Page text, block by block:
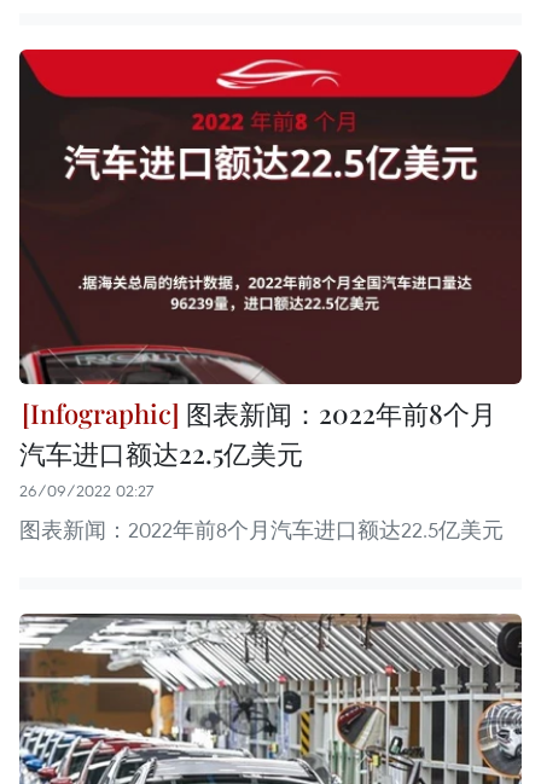
图表新闻：2022年前8个月
汽车进口额达22.5亿美元
26/09/2022 02:27
图表新闻：2022年前8个月汽车进口额达22.5亿美元